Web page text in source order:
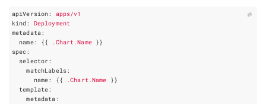
apiVersion:
apps/v1
kind:
Deployment
metadata:
name: {{ .Chart.Name }}
spec :
selector :
matchLabels:
name: {{ .Chart.Name }}
template:
metadata :